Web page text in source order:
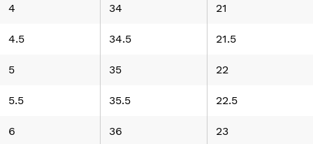
4 34 21
4.5 34.5 21.5
5 35 22
5.5 35.5 22.5
6 36 23